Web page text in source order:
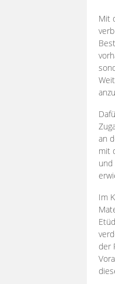
Mit
an
mit
und
Im
der